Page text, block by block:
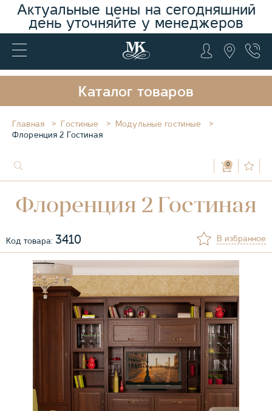
Актуальные цены на сегодняшний
день уточняйте у менеджеров
Каталог товаров
Главная Гостиные
Модульные гостиные
Флоренция 2 Гостиная
0
Флоренция 2 Гостиная
Код товара: 3410 В избранное